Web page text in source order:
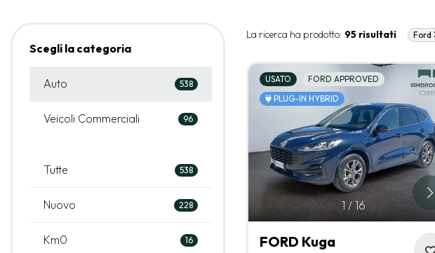
Scegli la categoria
Auto 538
Veicoli Commerciali 96
Tutte 538
Nuovo 228
Km0 16
La ricerca ha prodotto: 95 risultati Ford
1 / 16
USATO
FORD APPROVED
PLUG-IN HYBRID
FORD Kuga